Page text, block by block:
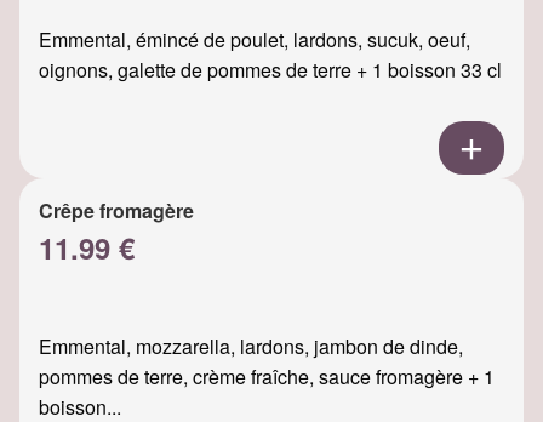
Emmental, émincé de poulet, lardons, sucuk, oeuf,
oignons, galette de pommes de terre + 1 boisson 33 cl
Crêpe fromagère
11.99 €
Emmental, mozzarella, lardons, jambon de dinde,
pommes de terre, crème fraîche, sauce fromagère + 1
boisson...